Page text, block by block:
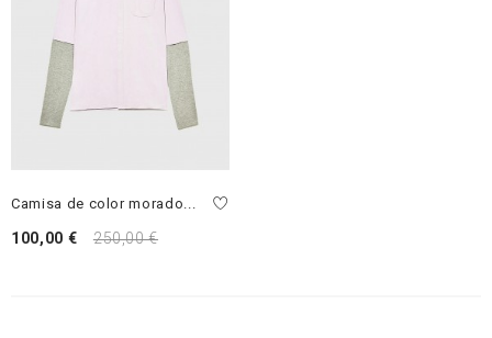
Camisa de color morado...
100,00 € 250,00 €